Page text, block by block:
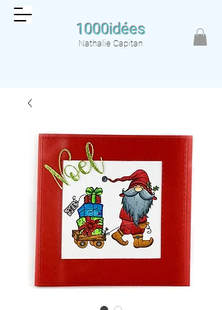
1000idées
Nathalie Capitan